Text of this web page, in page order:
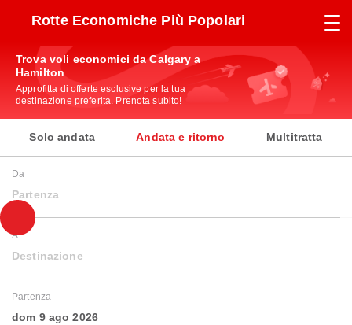
Rotte Economiche Più Popolari
Trova voli economici da Calgary a
Hamilton
Approfitta di offerte esclusive per la tua
destinazione preferita. Prenota subito!
Solo andata Andata e ritorno Multitratta
Da
Partenza
A
Destinazione
Partenza
dom 9 ago 2026